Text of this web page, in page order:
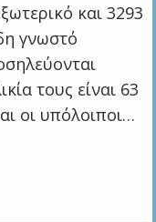
και 3293
γνωστό
τους είναι 63
οι υπόλοιποι…